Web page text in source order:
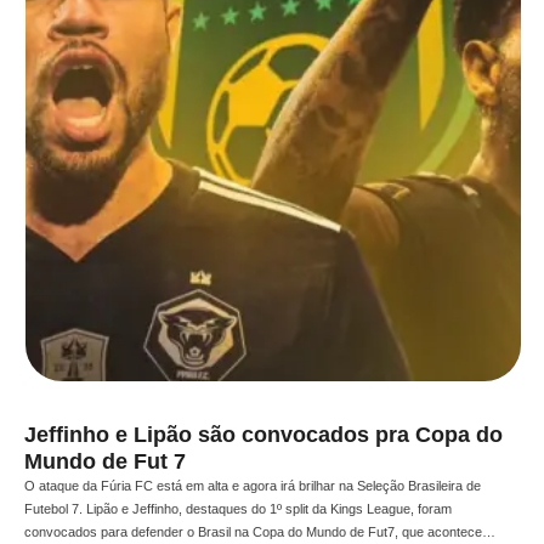
Jeffinho e Lipão são convocados pra Copa do
Mundo de Fut 7
O ataque da Fúria FC está em alta e agora irá brilhar na Seleção Brasileira de
Futebol 7. Lipão e Jeffinho, destaques do 1º split da Kings League, foram
convocados para defender o Brasil na Copa do Mundo de Fut7, que acontece